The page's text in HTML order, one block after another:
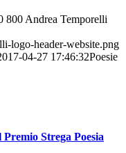
800 Andrea Temporelli
logo-header-website.png
04-27 17:46:32Poesie
Strega Poesia